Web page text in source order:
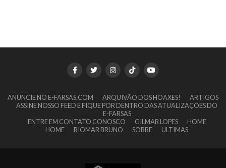
ANUNCIE NO E-FARSAS.COM ARQUIVÃO DOS HOAXES!
ARTIGOS
ASSINE NOSSO FEED E FIQUE POR DENTRO DAS ATUALIZAÇÕES DO
E-FARSAS
ENTRE EM CONTATO CONOSCO
GILMAR LOPES
HOME
HOME
RIOMAR BRUNO SOBRE ULTIMAS